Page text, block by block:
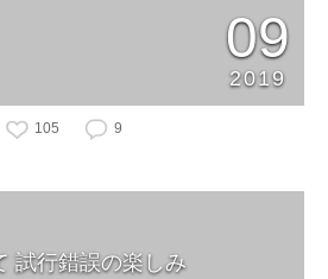
09
2019
105 9
試行錯誤の楽しみ